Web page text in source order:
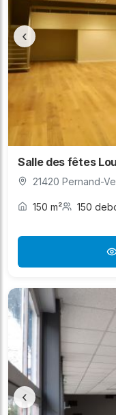
‹
Salle des fêtes
21420 Pernand-
150 m² 150
‹